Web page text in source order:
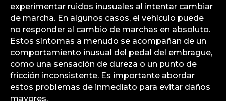
experimentar ruidos inusuales al intentar cambiar
de marcha. En algunos casos, el vehículo puede
no responder al cambio de marchas en absoluto.
Estos síntomas a menudo se acompañan de un
comportamiento inusual del pedal del embrague,
como una sensación de dureza o un punto de
fricción inconsistente. Es importante abordar
estos problemas de inmediato para evitar daños
mayores.